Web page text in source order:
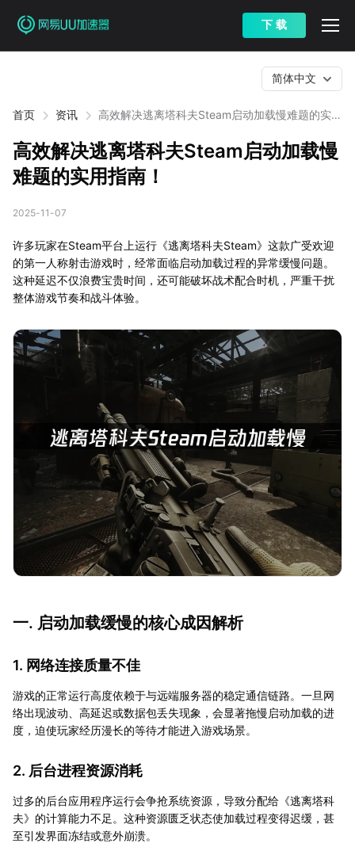
下 载
首页 资讯
高效解决逃离塔科夫Steam启动加载慢难题的实用
简体中文
高效解决逃离塔科夫Steam启动加载慢
难题的实用指南！
2025-11-07
许多玩家在Steam平台上运行《逃离塔科夫Steam》这款广受欢迎
的第一人称射击游戏时，经常面临启动加载过程的异常缓慢问题。
这种延迟不仅浪费宝贵时间，还可能破坏战术配合时机，严重干扰
整体游戏节奏和战斗体验。
一. 启动加载缓慢的核心成因解析
1. 网络连接质量不佳
游戏的正常运行高度依赖于与远端服务器的稳定通信链路。一旦网
络出现波动、高延迟或数据包丢失现象，会显著拖慢启动加载的进
度，迫使玩家经历漫长的等待才能进入游戏场景。
2. 后台进程资源消耗
过多的后台应用程序运行会争抢系统资源，导致分配给《逃离塔科
夫》的计算能力不足。这种资源匮乏状态使加载过程变得迟缓，甚
至引发界面冻结或意外崩溃。